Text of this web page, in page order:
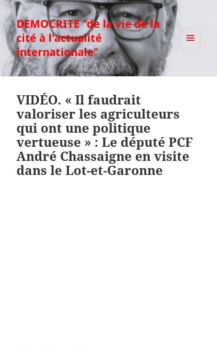
DEMOCRITE "de la vie de la
cité à l'actualité
internationale"
VIDÉO. « Il faudrait
valoriser les agriculteurs
qui ont une politique
vertueuse » : Le député PCF
André Chassaigne en visite
dans le Lot-et-Garonne